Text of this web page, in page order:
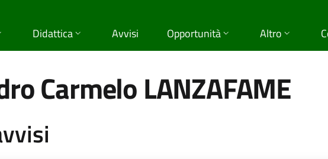
Didattica Avvisi Opportunità Altro
Carmelo LANZAFAME